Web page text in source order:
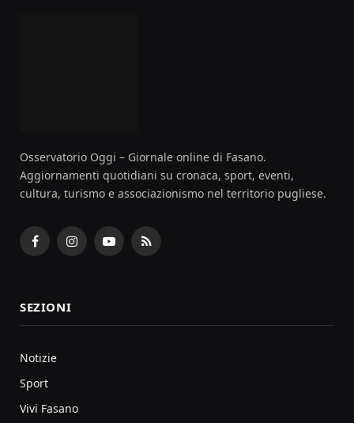
Osservatorio Oggi – Giornale online di Fasano.
Aggiornamenti quotidiani su cronaca, sport, eventi,
cultura, turismo e associazionismo nel territorio pugliese.
FacebookInstagramYouTubeRSS
SEZIONI
Notizie
Sport
Vivi Fasano